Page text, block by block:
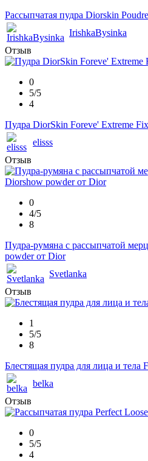
Рассыпчатая пудра Diorskin
IrishkaBysinka
Отзыв
0
5/5
4
Пудра DiorSkin Foreve' Extreme
elisss
Отзыв
0
4/5
8
Пудра-румяна с рассыпчатой
powder от Dior
Svetlanka
Отзыв
1
5/5
8
Блестящая пудра для лица и тела
belka
Отзыв
0
5/5
4